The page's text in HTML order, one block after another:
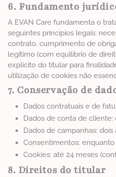
6. Fundamento
A EVAN Care fundamenta o
seguintes princípios legais:
contrato, cumprimento de
legítimo (com equilíbrio de
explícito do titular para
utilização de cookies não
7. Conservação de
Dados contratuais e de
Dados de conta de cliente:
Dados de campanhas: dois
Consentimentos:
Cookies: até 24 meses
8. Direitos do titular